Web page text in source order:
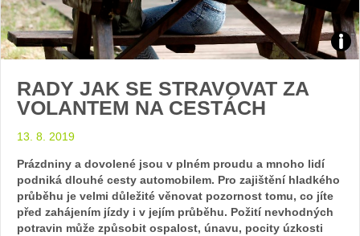
RADY JAK SE STRAVOVAT ZA
VOLANTEM NA CESTÁCH
13. 8. 2019
Prázdniny a dovolené jsou v plném proudu a mnoho lidí
podniká dlouhé cesty automobilem. Pro zajištění hladkého
průběhu je velmi důležité věnovat pozornost tomu, co jíte
před zahájením jízdy i v jejím průběhu. Požití nevhodných
potravin může způsobit ospalost, únavu, pocity úzkosti